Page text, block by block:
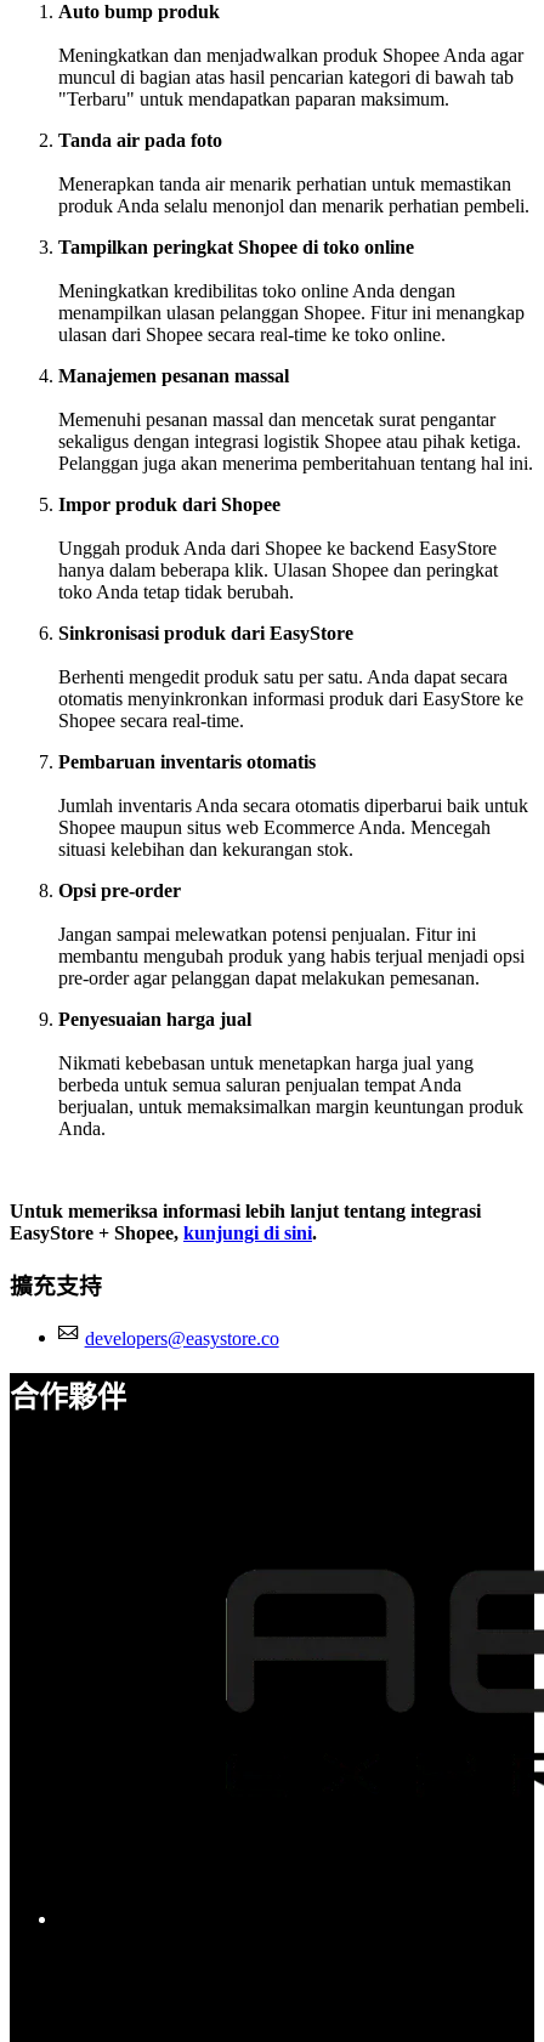
Auto bump produk
Meningkatkan dan menjadwalkan produk Shopee Anda agar
muncul di bagian atas hasil pencarian kategori di bawah tab
"Terbaru" untuk mendapatkan paparan maksimum.
Tanda air pada foto
Menerapkan tanda air menarik perhatian untuk memastikan
produk Anda selalu menonjol dan menarik perhatian pembeli.
Tampilkan peringkat Shopee di toko online
Meningkatkan kredibilitas toko online Anda dengan
menampilkan ulasan pelanggan Shopee. Fitur ini menangkap
ulasan dari Shopee secara real-time ke toko online.
Manajemen pesanan massal
Memenuhi pesanan massal dan mencetak surat pengantar
sekaligus dengan integrasi logistik Shopee atau pihak ketiga.
Pelanggan juga akan menerima pemberitahuan tentang hal ini.
Impor produk dari Shopee
Unggah produk Anda dari Shopee ke backend EasyStore
hanya dalam beberapa klik. Ulasan Shopee dan peringkat
toko Anda tetap tidak berubah.
Sinkronisasi produk dari EasyStore
Berhenti mengedit produk satu per satu. Anda dapat secara
otomatis menyinkronkan informasi produk dari EasyStore ke
Shopee secara real-time.
Pembaruan inventaris otomatis
Jumlah inventaris Anda secara otomatis diperbarui baik untuk
Shopee maupun situs web Ecommerce Anda. Mencegah
situasi kelebihan dan kekurangan stok.
Opsi pre-order
Jangan sampai melewatkan potensi penjualan. Fitur ini
membantu mengubah produk yang habis terjual menjadi opsi
pre-order agar pelanggan dapat melakukan pemesanan.
Penyesuaian harga jual
Nikmati kebebasan untuk menetapkan harga jual yang
berbeda untuk semua saluran penjualan tempat Anda
berjualan, untuk memaksimalkan margin keuntungan produk
Anda.
Untuk memeriksa informasi lebih lanjut tentang integrasi
EasyStore + Shopee, kunjungi di sini.
擴充支持
developers@easystore.co
合作夥伴